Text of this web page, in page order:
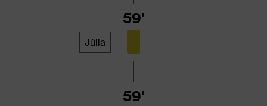
Júlia
59'
59'